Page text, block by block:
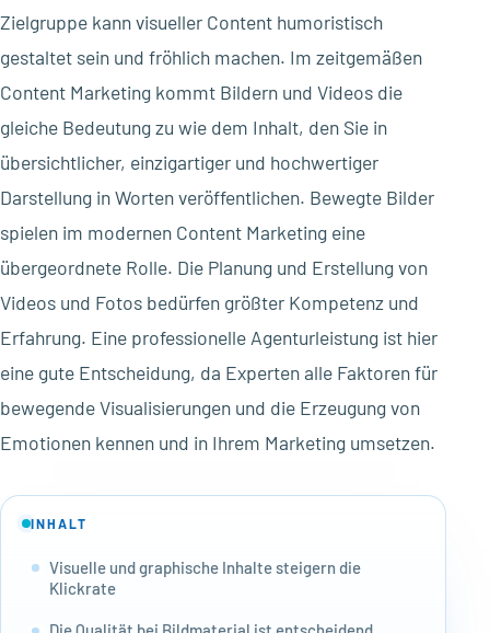
Zielgruppe kann visueller Content humoristisch
gestaltet sein und fröhlich machen. Im zeitgemäßen
Content Marketing kommt Bildern und Videos die
gleiche Bedeutung zu wie dem Inhalt, den Sie in
übersichtlicher, einzigartiger und hochwertiger
Darstellung in Worten veröffentlichen. Bewegte Bilder
spielen im modernen Content Marketing eine
übergeordnete Rolle. Die Planung und Erstellung von
Videos und Fotos bedürfen größter Kompetenz und
Erfahrung. Eine professionelle Agenturleistung ist hier
eine gute Entscheidung, da Experten alle Faktoren für
bewegende Visualisierungen und die Erzeugung von
Emotionen kennen und in Ihrem Marketing umsetzen.
INHALT
Visuelle und graphische Inhalte steigern die
Klickrate